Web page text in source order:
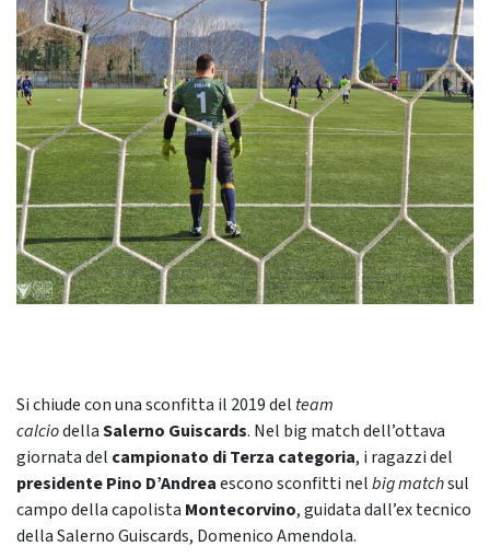
Si chiude con una sconfitta il 2019 del team
calciodellaSalerno Guiscards. Nel big match dell’ottava
giornata del campionato di Terza categoria, i ragazzi del
presidente Pino D’Andreaescono sconfitti nelbig matchsul
campo della capolista Montecorvino, guidata dall’ex tecnico
della Salerno Guiscards, Domenico Amendola.